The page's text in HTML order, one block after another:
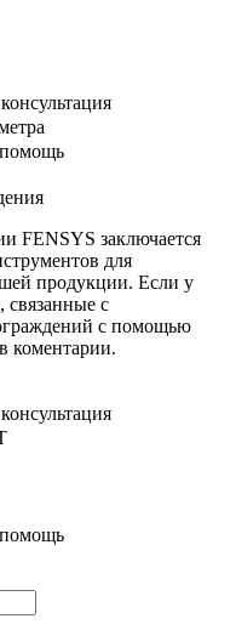
FENSYS заключается
для
продукции. Если у
связанные с
с помощью
коментарии.